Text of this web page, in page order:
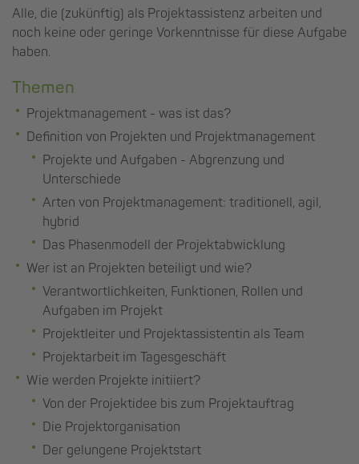
Alle, die (zukünftig) als Projektassistenz arbeiten und
noch keine oder geringe Vorkenntnisse für diese Aufgabe
haben.
Themen
Projektmanagement - was ist das?
Definition von Projekten und Projektmanagement
Projekte und Aufgaben - Abgrenzung und
Unterschiede
Arten von Projektmanagement: traditionell, agil,
hybrid
Das Phasenmodell der Projektabwicklung
Wer ist an Projekten beteiligt und wie?
Verantwortlichkeiten, Funktionen, Rollen und
Aufgaben im Projekt
Projektleiter und Projektassistentin als Team
Projektarbeit im Tagesgeschäft
Wie werden Projekte initiiert?
Von der Projektidee bis zum Projektauftrag
Die Projektorganisation
Der gelungene Projektstart